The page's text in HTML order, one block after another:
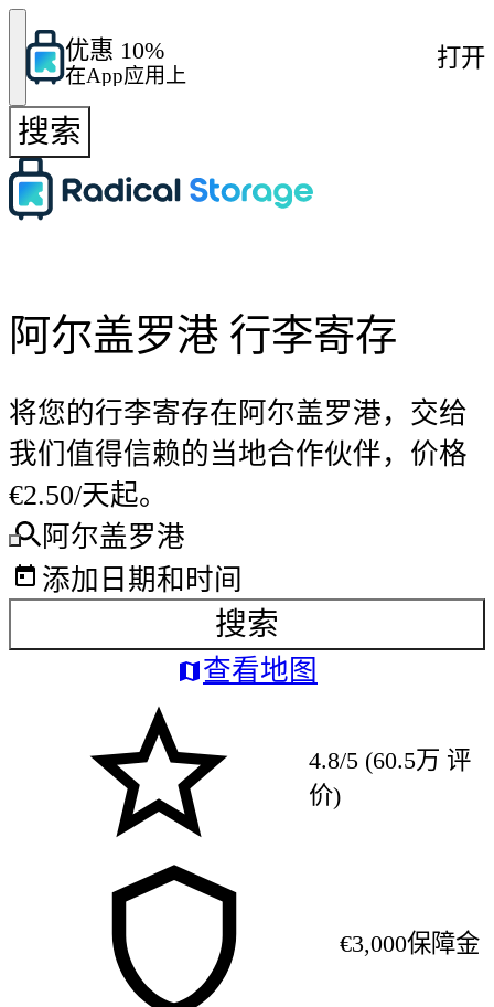
优惠 10%
在App应用上
打开
搜索
阿尔盖罗港 行李寄存
将您的行李寄存在阿尔盖罗港，交给
我们值得信赖的当地合作伙伴，价格
€2.50/天起。
阿尔盖罗港
添加日期和时间
搜索
查看地图
4.8/5 (60.5万 评
价)
€3,000保障金